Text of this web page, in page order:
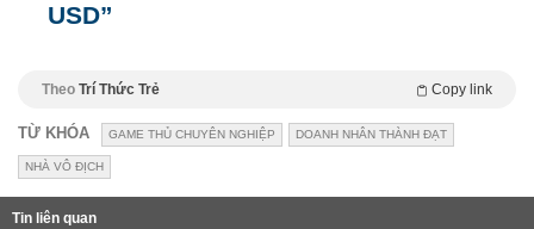
USD”
Theo Trí Thức Trẻ Copy link
TỪ KHÓA GAME THỦ CHUYÊN NGHIỆP DOANH NHÂN THÀNH ĐẠT
NHÀ VÔ ĐỊCH
Tin liên quan